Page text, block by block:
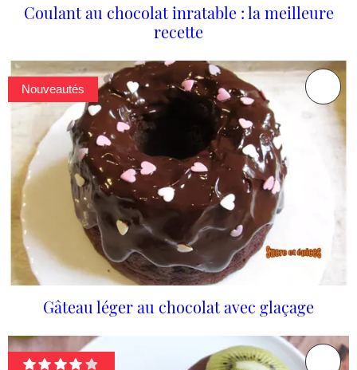
Coulant au chocolat inratable : la meilleure
recette
Nouveautés
Gâteau léger au chocolat avec glaçage